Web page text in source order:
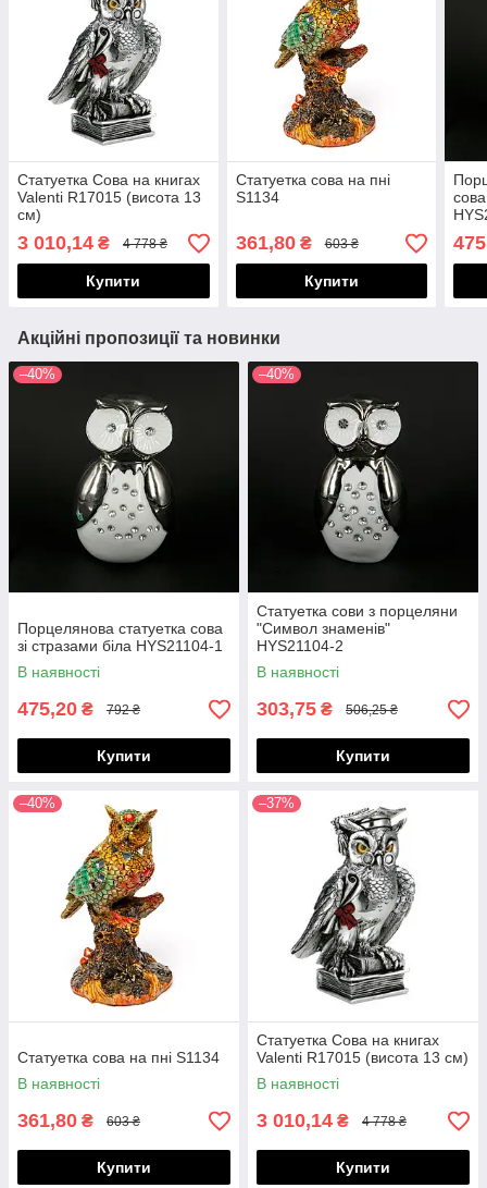
Статуетка Сова на книгах
Valenti R17015 (висота 13
см)
3 010,14 ₴ 4 778 ₴
Купити
Статуетка сова на пні
S1134
361,80₴ 603 ₴
Купити
Акційні пропозиції та новинки
–40%
Порцелянова статуетка сова
зі стразами біла HYS21104-1
В наявності
475,20 ₴ 792 ₴
Купити
–40%
Статуетка сови з порцеляни
"Символ знаменів"
HYS21104-2
В наявності
303,75 ₴ 506,25 ₴
Купити
–40%
Статуетка сова на пні S1134
В наявності
361,80 ₴ 603 ₴
Купити
–37%
Статуетка Сова на книгах
Valenti R17015 (висота 13 см)
В наявності
3 010,14 ₴ 4 778 ₴
Купити